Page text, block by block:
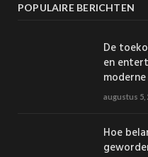
POPULAIRE BERICHTEN
De
en
augustus 5,
Hoe